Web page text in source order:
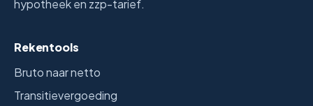
hypotheek en zzp-tarief.
Rekentools
Bruto naar netto
Transitievergoeding